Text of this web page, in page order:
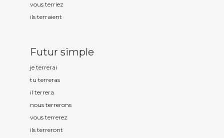
vous terriez
ils terraient
Futur simple
je terrerai
tu terreras
il terrera
nous terrerons
vous terrerez
ils terreront